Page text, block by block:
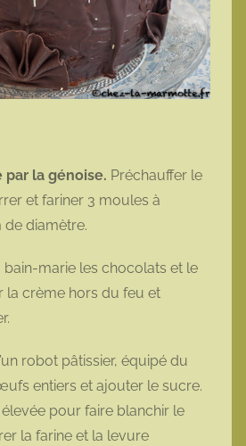
par la génoise. Préchauffer le
et fariner 3 moules à
de diamètre.
marie les chocolats et le
la crème hors du feu et
robot pâtissier, équipé du
entiers et ajouter le sucre.
pour faire blanchir le
la farine et la levure